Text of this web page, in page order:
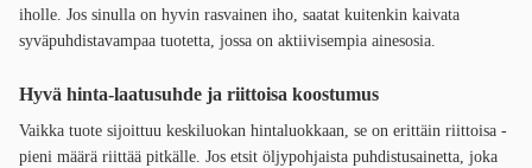
iholle. Jos sinulla on hyvin rasvainen iho, saatat kuitenkin kaivata
syväpuhdistavampaa tuotetta, jossa on aktiivisempia ainesosia.
Hyvä hinta-laatusuhde ja riittoisa koostumus
Vaikka tuote sijoittuu keskiluokan hintaluokkaan, se on erittäin riittoisa -
pieni määrä riittää pitkälle. Jos etsit öljypohjaista puhdistusainetta, joka